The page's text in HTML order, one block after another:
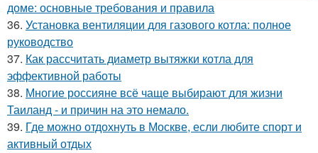
доме: основные требования и правила
36. Установка вентиляции для газового котла: полное
руководство
37. Как рассчитать диаметр вытяжки котла для
эффективной работы
38. Многие россияне всё чаще выбирают для жизни
Таиланд - и причин на это немало.
39. Где можно отдохнуть в Москве, если любите спорт и
активный отдых